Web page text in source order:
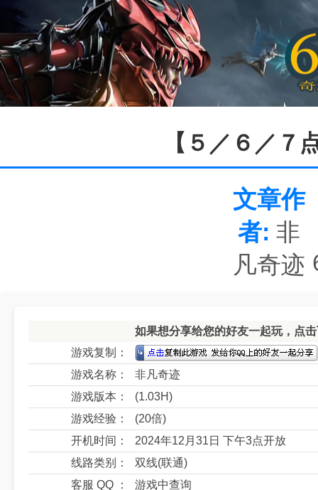
【５／６／７
文章作
者: 非
凡奇迹
如果想分享给您的好友一起玩，点
游戏复制：
游戏名称：
非凡奇迹
游戏版本：
(1.03H)
游戏经验：
(20倍)
开机时间：
2024年12月31日 下午3点开放
线路类别：
双线(联通)
客服 QQ ：
游戏中查询